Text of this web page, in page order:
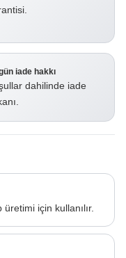
iade hakkı
dahilinde iade
için kullanılır.